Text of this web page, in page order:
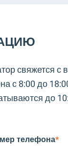
свяжется с
с 8:00 до
до
телефона*